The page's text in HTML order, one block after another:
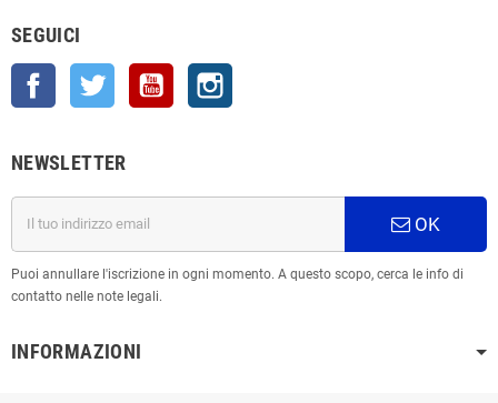
SEGUICI
Facebook Twitter YouTube
NEWSLETTER
OK
Puoi annullare l'iscrizione in ogni momento. A questo scopo, cerca le info di
contatto nelle note legali.
INFORMAZIONI